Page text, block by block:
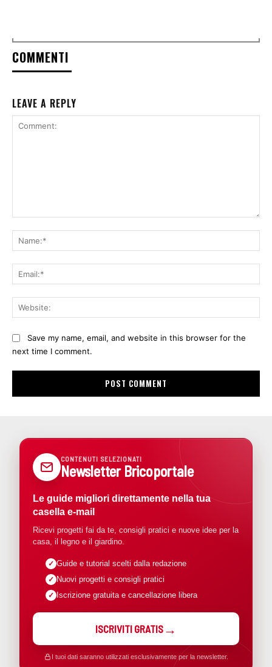
COMMENTI
LEAVE A REPLY
Save my name, email, and website in this browser for the
next time I comment.
CONTENUTI SELEZIONATI
Newsletter Bricoportale
Le guide migliori direttamente nella tua
casella e-mail
Ricevi progetti fai da te, consigli pratici e nuove idee per la
casa, il legno e il giardino.
Guide e tutorial scelti dalla redazione
Nuovi progetti e consigli pratici
Iscrizione gratuita e cancellazione libera
ISCRIVITI GRATIS
I tuoi dati saranno utilizzati esclusivamente per la newsletter.